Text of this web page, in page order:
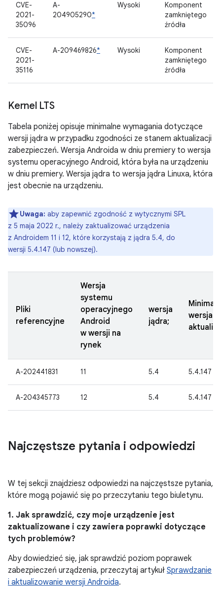
CVE-
2021-
35096
A-
204905290*
Wysoki
Komponent
zamkniętego
źródła
CVE-
2021-
35116
A-209469826* Wysoki
Komponent
zamkniętego
źródła
Kernel LTS
Tabela poniżej opisuje minimalne wymagania dotyczące
wersji jądra w przypadku zgodności ze stanem aktualizacji
zabezpieczeń. Wersja Androida w dniu premiery to wersja
systemu operacyjnego Android, która była na urządzeniu
w dniu premiery. Wersja jądra to wersja jądra Linuxa, która
jest obecnie na urządzeniu.
Uwaga: aby zapewnić zgodność z wytycznymi SPL
z 5 maja 2022 r., należy zaktualizować urządzenia
z Androidem 11 i 12, które korzystają z jądra 5.4, do
wersji 5.4.147 (lub nowszej).
Pliki
referencyjne
Wersja
systemu
operacyjnego
Android
w wersji na
rynek
wersja
jądra;
wersja
A-202441831 11 5.4 5.4.147
A-204345773 12 5.4 5.4.147
Najczęstsze pytania i odpowiedzi
W tej sekcji znajdziesz odpowiedzi na najczęstsze pytania,
które mogą pojawić się po przeczytaniu tego biuletynu.
1. Jak sprawdzić, czy moje urządzenie jest
zaktualizowane i czy zawiera poprawki dotyczące
tych problemów?
Aby dowiedzieć się, jak sprawdzić poziom poprawek
zabezpieczeń urządzenia, przeczytaj artykuł Sprawdzanie
i aktualizowanie wersji Androida.